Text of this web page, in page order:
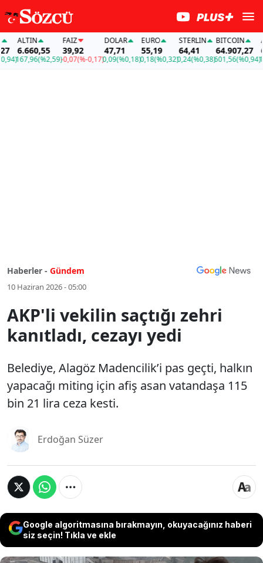
ALTIN
6.660,55
167,96(%2,59)
FAİZ
39,92
-0,07(%-0,17)
DOLAR
47,71
0,09(%0,18)
EURO
55,19
0,18(%0,32)
STERLIN
64,41
0,24(%0,38)
BITCOIN
64.907,27
601,56(%0,94)
Haberler - Gündem
10 Haziran 2026 - 05:00
AKP'li vekilin saçtığı zehri
kanıtladı, cezayı yedi
Belediye, Alagöz Madencilik’i pas geçti, halkın
yapacağı miting için afiş asan vatandaşa 115
bin 21 lira ceza kesti.
Erdoğan Süzer
Google algoritmasına bırakmayın, okuyacağınız haberi
siz seçin! Tıkla ve ekle